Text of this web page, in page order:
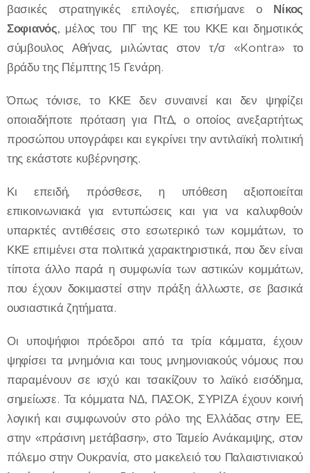
βασικές στρατηγικές επιλογές, επισήμανε ο Νίκος
Σοφιανός, μέλος του ΠΓ της ΚΕ του ΚΚΕ και δημοτικός
σύμβουλος Αθήνας, μιλώντας στον τ/σ «Kontra» το
βράδυ της Πέμπτης 15 Γενάρη.
Όπως τόνισε, το ΚΚΕ δεν συναινεί και δεν ψηφίζει
οποιαδήποτε πρόταση για ΠτΔ, ο οποίος ανεξαρτήτως
προσώπου υπογράφει και εγκρίνει την αντιλαϊκή πολιτική
της εκάστοτε κυβέρνησης.
Κι επειδή, πρόσθεσε, η υπόθεση αξιοποιείται
επικοινωνιακά για εντυπώσεις και για να καλυφθούν
υπαρκτές αντιθέσεις στο εσωτερικό των κομμάτων, το
ΚΚΕ επιμένει στα πολιτικά χαρακτηριστικά, που δεν είναι
τίποτα άλλο παρά η συμφωνία των αστικών κομμάτων,
που έχουν δοκιμαστεί στην πράξη άλλωστε, σε βασικά
ουσιαστικά ζητήματα.
Οι υποψήφιοι πρόεδροι από τα τρία κόμματα, έχουν
ψηφίσει τα μνημόνια και τους μνημονιακούς νόμους που
παραμένουν σε ισχύ και τσακίζουν το λαϊκό εισόδημα,
σημείωσε. Τα κόμματα ΝΔ, ΠΑΣΟΚ, ΣΥΡΙΖΑ έχουν κοινή
λογική και συμφωνούν στο ρόλο της Ελλάδας στην ΕΕ,
στην «πράσινη μετάβαση», στο Ταμείο Ανάκαμψης, στον
πόλεμο στην Ουκρανία, στο μακελειό του Παλαιστινιακού